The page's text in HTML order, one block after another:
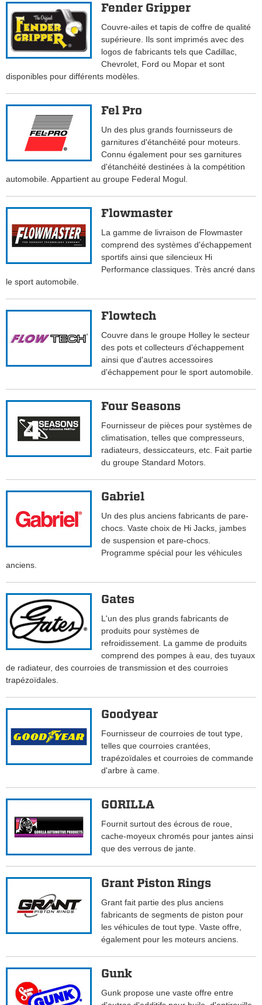
Fender Gripper
Couvre-ailes et tapis de coffre de qualité
supérieure. Ils sont imprimés avec des
logos de fabricants tels que Cadillac,
Chevrolet, Ford ou Mopar et sont
disponibles pour différents modèles.
Fel Pro
Un des plus grands fournisseurs de
garnitures d'étanchéité pour moteurs.
Connu également pour ses garnitures
d'étanchéité destinées à la compétition
automobile. Appartient au groupe Federal Mogul.
Flowmaster
La gamme de livraison de Flowmaster
comprend des systèmes d'échappement
sportifs ainsi que silencieux Hi
Performance classiques. Très ancré dans
le sport automobile.
Flowtech
Couvre dans le groupe Holley le secteur
des pots et collecteurs d'échappement
ainsi que d'autres accessoires
d'échappement pour le sport automobile.
Four Seasons
Fournisseur de pièces pour systèmes de
climatisation, telles que compresseurs,
radiateurs, dessiccateurs, etc. Fait partie
du groupe Standard Motors.
Gabriel
Un des plus anciens fabricants de pare-
chocs. Vaste choix de Hi Jacks, jambes
de suspension et pare-chocs.
Programme spécial pour les véhicules
anciens.
Gates
L'un des plus grands fabricants de
produits pour systèmes de
refroidissement. La gamme de produits
comprend des pompes à eau, des tuyaux
de radiateur, des courroies de transmission et des courroies
trapézoïdales.
Goodyear
Fournisseur de courroies de tout type,
telles que courroies crantées,
trapézoïdales et courroies de commande
d'arbre à came.
GORILLA
Fournit surtout des écrous de roue,
cache-moyeux chromés pour jantes ainsi
que des verrous de jante.
Grant Piston Rings
Grant fait partie des plus anciens
fabricants de segments de piston pour
les véhicules de tout type. Vaste offre,
également pour les moteurs anciens.
Gunk
Gunk propose une vaste offre entre